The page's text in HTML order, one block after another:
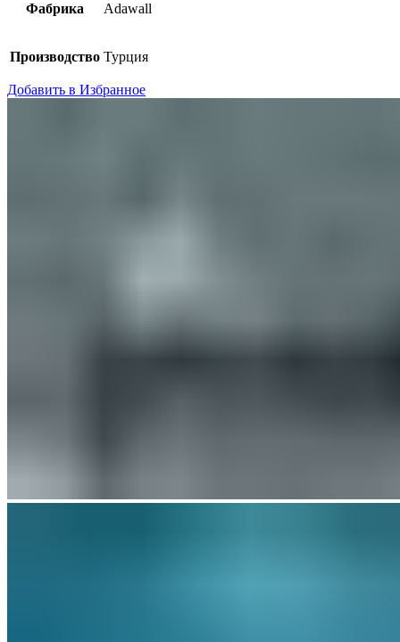
Фабрика Adawall
Производство Турция
Добавить в Избранное